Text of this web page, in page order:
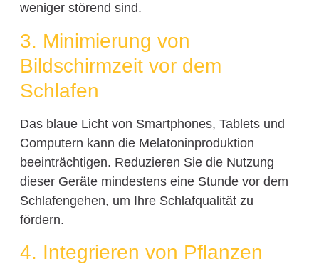
weniger störend sind.
3. Minimierung von
Bildschirmzeit vor dem
Schlafen
Das blaue Licht von Smartphones, Tablets und
Computern kann die Melatoninproduktion
beeinträchtigen. Reduzieren Sie die Nutzung
dieser Geräte mindestens eine Stunde vor dem
Schlafengehen, um Ihre Schlafqualität zu
fördern.
4. Integrieren von Pflanzen